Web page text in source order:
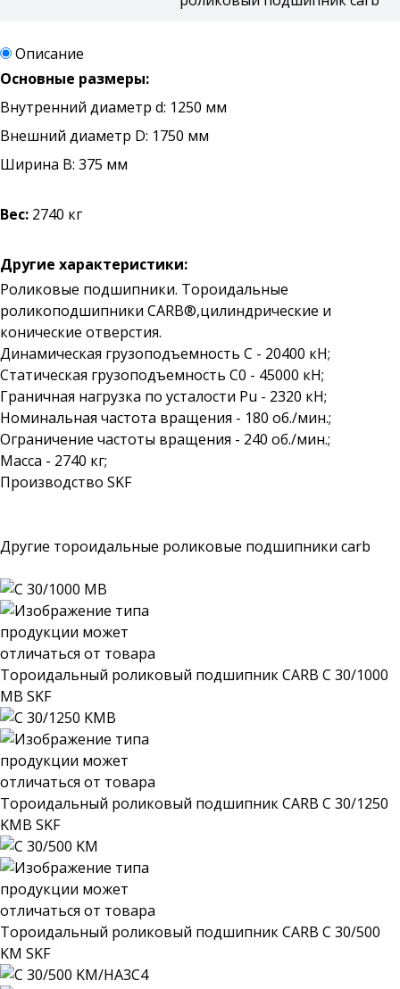
Описание
Основные размеры:
Внутренний диаметр d: 1250 мм
Внешний диаметр D: 1750 мм
Ширина B: 375 мм
Вес: 2740 кг
Другие характеристики:
Роликовые подшипники. Тороидальные
роликоподшипники CARB®,цилиндрические и
конические отверстия.
Динамическая грузоподъемность C - 20400 кН;
Статическая грузоподъемность C0 - 45000 кН;
Граничная нагрузка по усталости Pu - 2320 кН;
Номинальная частота вращения - 180 об./мин.;
Ограничение частоты вращения - 240 об./мин.;
Масса - 2740 кг;
Производство SKF
Другие тороидальные роликовые подшипники carb
Тороидальный роликовый подшипник CARB C 30/1000
MB SKF
Тороидальный роликовый подшипник CARB C 30/1250
KMB SKF
Тороидальный роликовый подшипник CARB C 30/500
KM SKF